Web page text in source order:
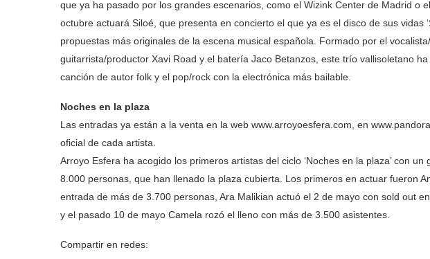
que ya ha pasado por los grandes escenarios, como el Wizink Center de Madrid o
octubre actuará Siloé, que presenta en concierto el que ya es el disco de sus vidas
propuestas más originales de la escena musical española. Formado por el
guitarrista/productor Xavi Road y el batería Jaco Betanzos, este trío vallisoletano
canción de autor folk y el pop/rock con la electrónica más bailable.
Noches en la plaza
Las entradas ya están a la venta en la web www.arroyoesfera.com, en
oficial de cada artista.
Arroyo Esfera ha acogido los primeros artistas del ciclo ‘Noches en la plaza’ con
8.000 personas, que han llenado la plaza cubierta. Los primeros en actuar fueron
entrada de más de 3.700 personas, Ara Malikian actuó el 2 de mayo con sold out
y el pasado 10 de mayo Camela rozó el lleno con más de 3.500 asistentes.
Compartir en redes: